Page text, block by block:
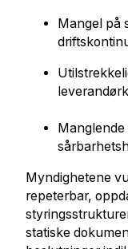
Mangel på
Myndighetene
repeterbar,
statiske